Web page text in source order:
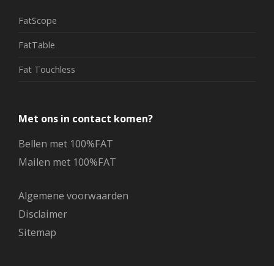
FatScope
FatTable
Fat Touchless
Met ons in contact komen?
Bellen met 100%FAT
Mailen met 100%FAT
Algemene voorwaarden
Disclaimer
Sitemap